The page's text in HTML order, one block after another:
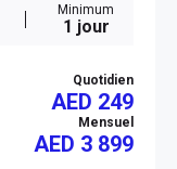
Minimum
1 jour
Quotidien
AED 249
Mensuel
AED 3 899